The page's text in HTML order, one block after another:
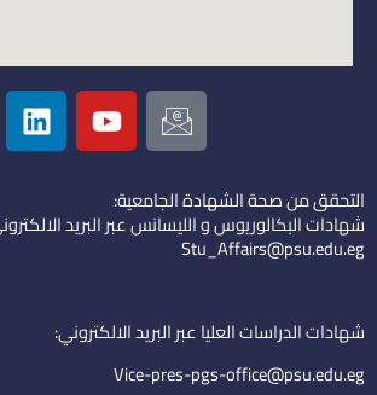
I
c
o
n
-
e
i
l
Y
o
u
u
b
L
i
n
e
d
التحقق من صحة الشهادة الجامعية:
شهادات البكالوريوس و الليسانس عبر البريد
Stu_Affairs@psu.edu.eg
شهادات الدراسات العليا عبر البريد الالكتروني:
Vice-pres-pgs-office@psu.edu.eg